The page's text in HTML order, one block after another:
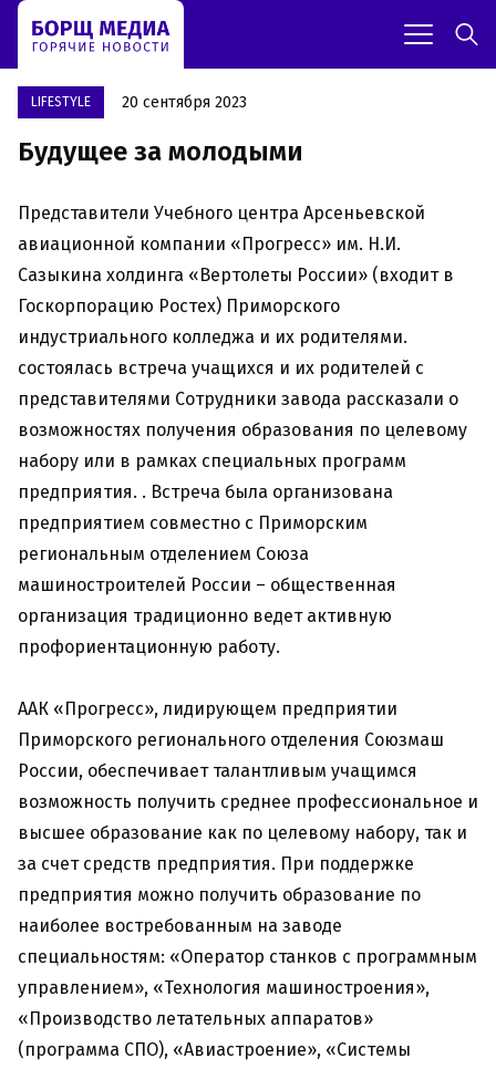
LIFESTYLE 20 сентября 2023
Будущее за молодыми
Представители Учебного центра Арсеньевской
авиационной компании «Прогресс» им. Н.И.
Сазыкина холдинга «Вертолеты России» (входит в
Госкорпорацию Ростех) Приморского
индустриального колледжа и их родителями.
состоялась встреча учащихся и их родителей с
представителями Сотрудники завода рассказали о
возможностях получения образования по целевому
набору или в рамках специальных программ
предприятия. . Встреча была организована
предприятием совместно с Приморским
региональным отделением Союза
машиностроителей России – общественная
организация традиционно ведет активную
профориентационную работу.
ААК «Прогресс», лидирующем предприятии
Приморского регионального отделения Союзмаш
России, обеспечивает талантливым учащимся
возможность получить среднее профессиональное и
высшее образование как по целевому набору, так и
за счет средств предприятия. При поддержке
предприятия можно получить образование по
наиболее востребованным на заводе
специальностям: «Оператор станков с программным
управлением», «Технология машиностроения»,
«Производство летательных аппаратов»
(программа СПО), «Авиастроение», «Системы